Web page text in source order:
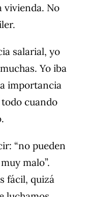
vivienda. No
salarial, yo
Yo iba
importancia
cuando
“no pueden
malo”.
fácil, quizá